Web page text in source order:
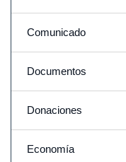
Comunicado
Documentos
Donaciones
Economía